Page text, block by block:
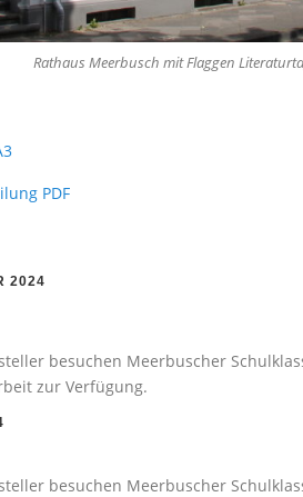
Rathaus Meerbusch mit Flaggen
PDF
2024
besuchen Meerbuscher
zur Verfügung.
besuchen Meerbuscher